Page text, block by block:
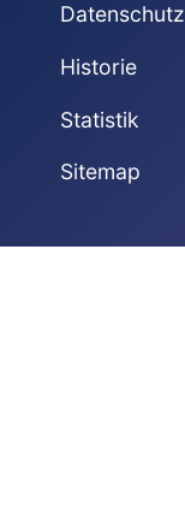
Datenschutz
Historie
Statistik
Sitemap